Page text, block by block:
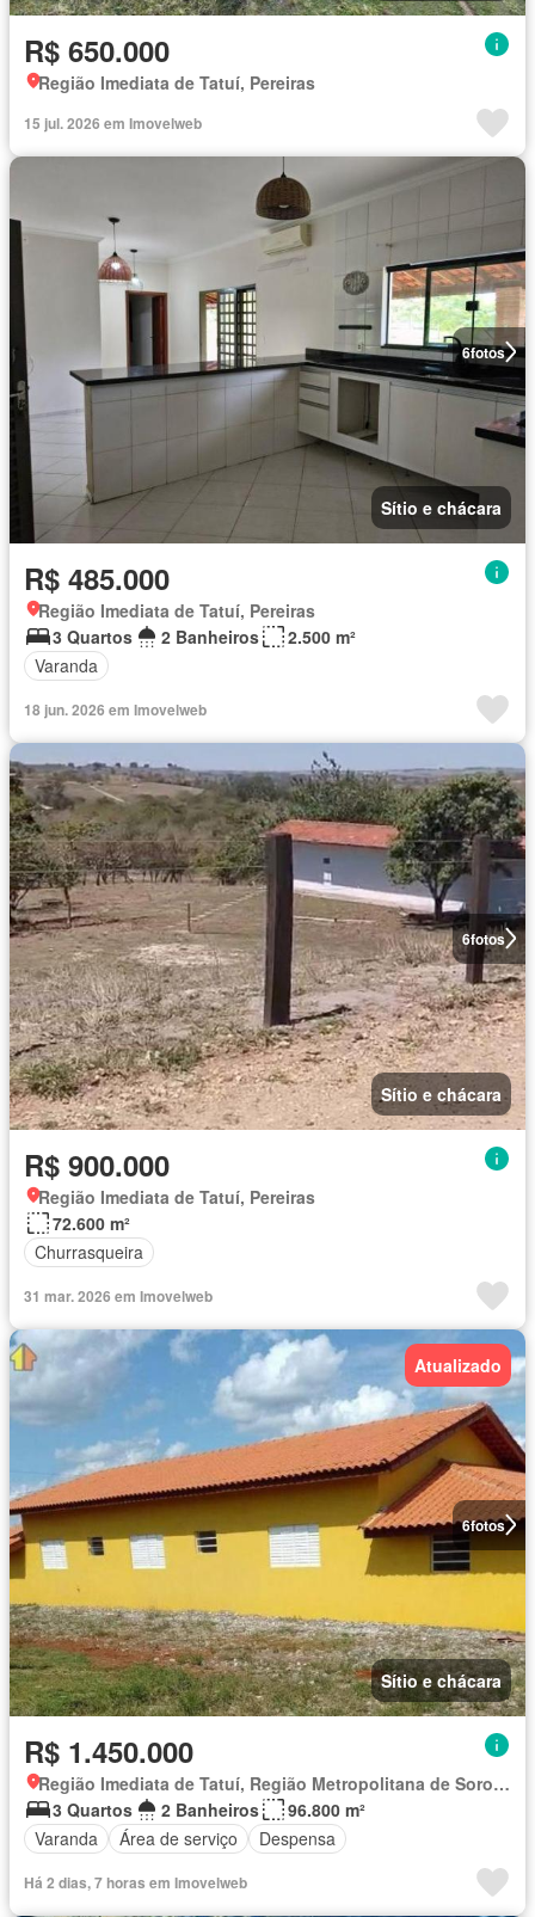
R$ 650.000
Região Imediata de Tatuí, Pereiras
15 jul. 2026 em Imovelweb
6fotos
Sítio e chácara
R$ 485.000
Região Imediata de Tatuí, Pereiras
3 Quartos
2 Banheiros
2.500 m²
Varanda
18 jun. 2026 em Imovelweb
6fotos
Sítio e chácara
R$ 900.000
Região Imediata de Tatuí, Pereiras
72.600 m²
Churrasqueira
31 mar. 2026 em Imovelweb
6fotos
Atualizado
Sítio e chácara
R$ 1.450.000
Região Imediata de Tatuí, Região Metropolitana de Sorocaba
3 Quartos
2 Banheiros
96.800 m²
Varanda
Área de serviço Despensa
Há 2 dias, 7 horas em Imovelweb